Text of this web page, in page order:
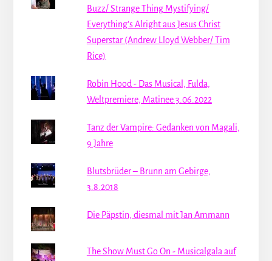
Buzz/ Strange Thing Mystifying/
Everything's Alright aus Jesus Christ
Superstar (Andrew Lloyd Webber/ Tim
Rice)
Robin Hood - Das Musical, Fulda,
Weltpremiere, Matinee 3.06.2022
Tanz der Vampire: Gedanken von Magali,
9 Jahre
Blutsbrüder – Brunn am Gebirge,
3.8.2018
Die Päpstin, diesmal mit Jan Ammann
The Show Must Go On - Musicalgala auf